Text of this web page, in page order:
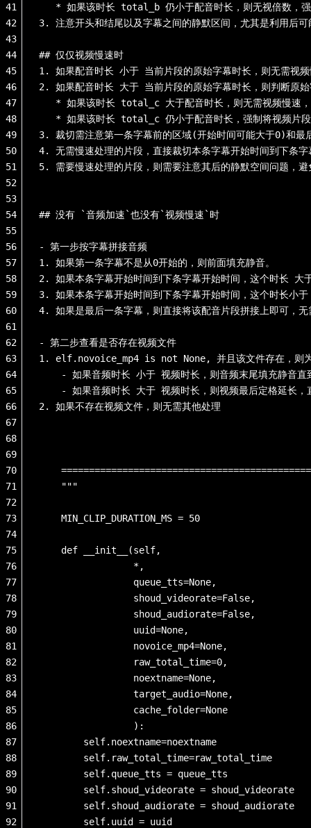
* 如果该时长 total_b 仍小于配音时长，则无视倍数，
3. 注意开头和结尾以及字幕之间的静默区间，尤其是利用后
## 仅仅视频慢速时
1. 如果配音时长 小于 当前片段的原始字幕时长，则无需视频
2. 如果配音时长 大于 当前片段的原始字幕时长，则判断原
* 如果该时长 total_c 大于配音时长，则无需视频慢速
* 如果该时长 total_c 仍小于配音时长，强制将视频片
3. 裁切需注意第一条字幕前的区域(开始时间可能大于0)和最
4. 无需慢速处理的片段，直接裁切本条字幕开始时间到下条
5. 需要慢速处理的片段，则需要注意其后的静默空间问题，避
## 没有 `音频加速`也没有`视频慢速`时
- 第一步按字幕拼接音频
1. 如果第一条字幕不是从0开始的，则前面填充静音。
2. 如果本条字幕开始时间到下条字幕开始时间，这个时长 大
3. 如果本条字幕开始时间到下条字幕开始时间，这个时长小
4. 如果是最后一条字幕，则直接将该配音片段拼接上即可，无
- 第二步查看是否存在视频文件
1. elf.novoice_mp4 is not None, 并且该文件存在，则为
- 如果音频时长 小于 视频时长，则音频末尾填充静音直
- 如果音频时长 大于 视频时长，则视频最后定格延长，
2. 如果不存在视频文件，则无需其他处理
    """
    MIN_CLIP_DURATION_MS = 50
    def __init__(self,
                 *,
                 queue_tts=None,
                 shoud_videorate=False,
                 shoud_audiorate=False,
                 uuid=None,
                 novoice_mp4=None,
                 raw_total_time=0,
                 noextname=None,
                 target_audio=None,
                 cache_folder=None
                 ):
        self.noextname=noextname
        self.raw_total_time=raw_total_time
        self.queue_tts = queue_tts
        self.shoud_videorate = shoud_videorate
        self.shoud_audiorate = shoud_audiorate
        self.uuid = uuid
41
42
43
44
45
46
47
48
49
50
51
52
53
54
55
56
57
58
59
60
61
62
63
64
65
66
67
68
69
70
71
72
73
74
75
76
77
78
79
80
81
82
83
84
85
86
87
88
89
90
91
92